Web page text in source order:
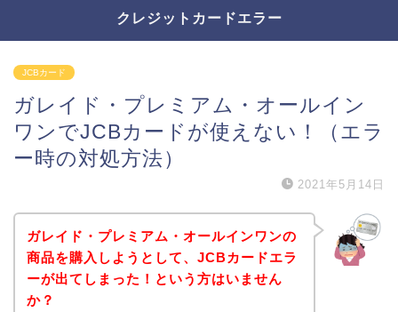
クレジットカードエラー
JCBカード
ガレイド・プレミアム・オールイン
ワンでJCBカードが使えない！（エラ
ー時の対処方法）
2021年5月14日
ガレイド・プレミアム・オールインワンの
商品を購入しようとして、JCBカードエラ
ーが出てしまった！という方はいません
か？